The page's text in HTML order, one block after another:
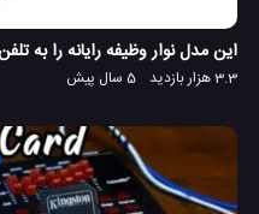
این مدل نوار وظیفه رایانه را به
3.3 هزار بازدید 5 سال پیش